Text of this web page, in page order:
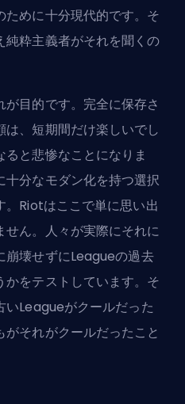
めに十分現代的です。そ
粋主義者がそれを聞くの
目的です。完全に保存さ
、短期間だけ楽しいでし
と悲惨なことになりま
分なモダン化を持つ選択
。Riotはここで単に思い出
せん。人々が実際にそれに
崩壊せずにLeagueの過去
かをテストしています。そ
いLeagueがクールだった
それがクールだったこと